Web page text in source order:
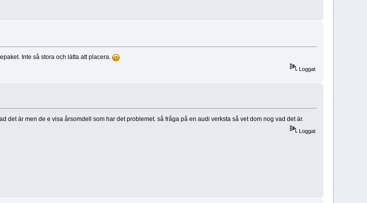
Inte så stora och lätta att placera.
Loggat
det är men de e visa årsomdell som har det problemet. så fråga på en audi verksta så vet dom nog vad det är.
Loggat